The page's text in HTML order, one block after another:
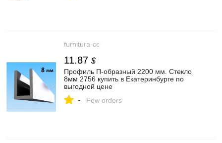
furnitura-cc
11.87 $
Профиль П-образный 2200 мм. Стекло
8мм 2756 купить в Екатеринбурге по
выгодной цене
- Few orders